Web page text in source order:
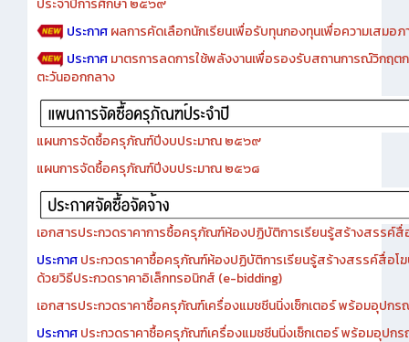
ประกาศรับสมัครบุคคลเข้าเป็นนักศึกษาระดับปริญญาตรี หลักสูต
ประจำปีการศึกษา ๒๕๖๙
ประกาศผลการคัดเลือกนักเรียนเพื่อรับทุนกองทุนเพื่อความเสมอ
ประกาศมาตรการลดการใช้พลังงานเพื่อรองรับสถานการณ์วิกฤ
ตะวันออกกลาง
แผนการจัดซื้อครุภัณฑ์ปีงบประมาณ ๒๕๖๙
แผนการจัดซื้อครุภัณฑ์ปีงบประมาณ ๒๕๖๘
เอกสารประกวดราคาการซื้อครุภัณฑ์ห้องปฏิบัติการเรียนรู้สร้างสรรค์
ประกาศ ประกวดราคาซื้อครุภัณฑ์ห้องปฏิบัติการเรียนรู้สร้างสรรค์สื่อโ
ด้วยวิธีประกวดราคาอิเล็กทรอนิกส์ (e-bidding)
เอกสารประกวดราคาซื้อครุภัณฑ์เครื่องแมชชีนนิ่งเซ็กเตอร์ พร้อมอุปก